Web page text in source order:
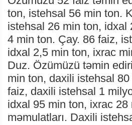
ton, istehsal 56 min ton.
istehsal 26 min ton, idxal
4 min ton. Çay. 86 faiz,
idxal 2,5 min ton, ixrac
Duz. Özümüzü təmin
min ton, daxili istehsal
faiz, daxili istehsal 1
idxal 95 min ton, ixrac 28
məmulatları. Daxili